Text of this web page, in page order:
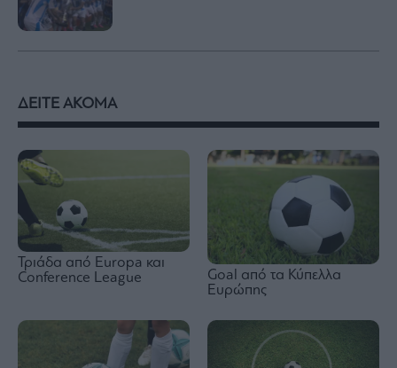
ΔΕΙΤΕ ΑΚΟΜΑ
Τριάδα από Europa και
Conference League
Goal από τα Κύπελλα
Ευρώπης